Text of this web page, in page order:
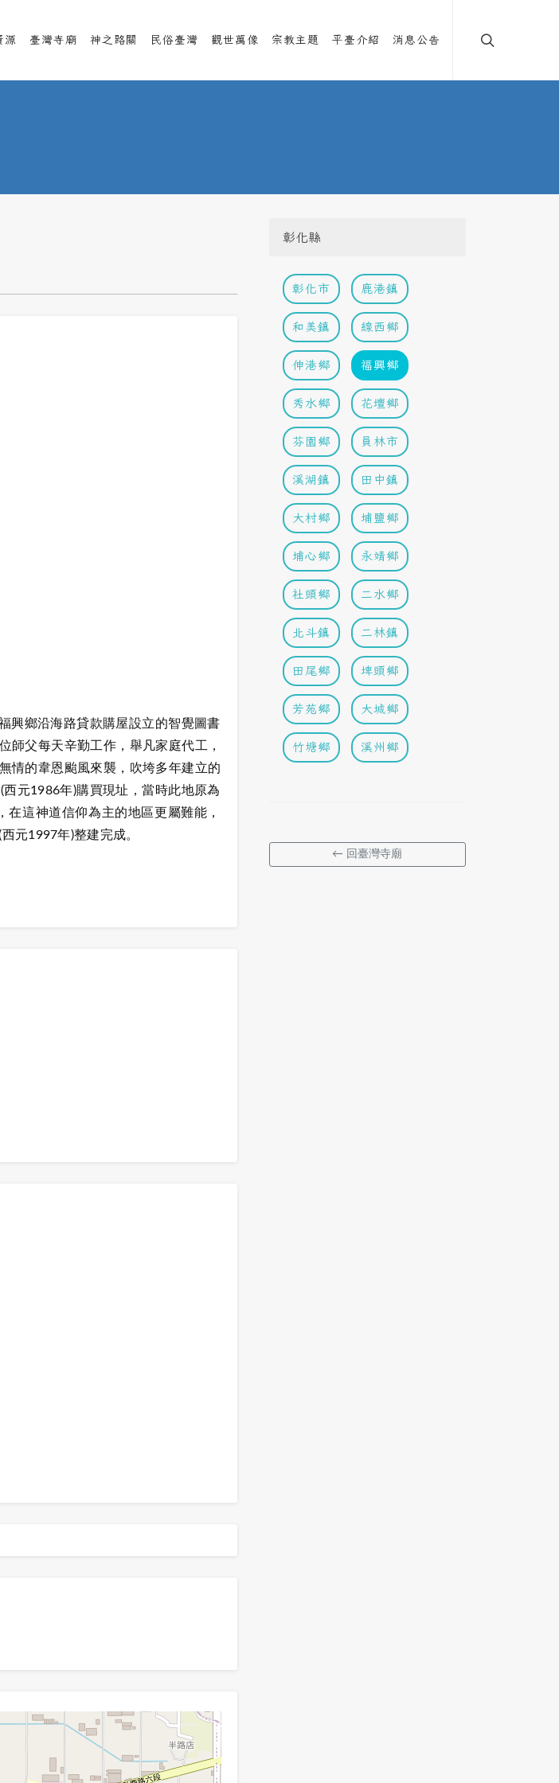
源 臺灣寺廟 神之路關 民俗臺灣 觀世萬像 宗教主題 平臺介紹 消息公告
興鄉沿海路貸款購屋設立的智覺圖書
師父每天辛勤工作，舉凡家庭代工，
情的韋恩颱風來襲，吹垮多年建立的
元1986年)購買現址，當時此地原為
這神道信仰為主的地區更屬難能，
元1997年)整建完成。
彰化縣
彰化市 鹿港鎮
和美鎮 線西鄉
伸港鄉 福興鄉
秀水鄉 花壇鄉
芬園鄉 員林市
溪湖鎮 田中鎮
大村鄉 埔鹽鄉
埔心鄉 永靖鄉
社頭鄉 二水鄉
北斗鎮 二林鎮
田尾鄉 埤頭鄉
芳苑鄉 大城鄉
竹塘鄉 溪州鄉
← 回臺灣寺廟